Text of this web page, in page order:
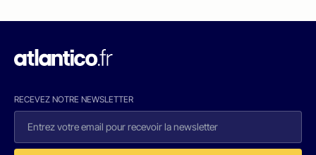
RECEVEZ NOTRE NEWSLETTER